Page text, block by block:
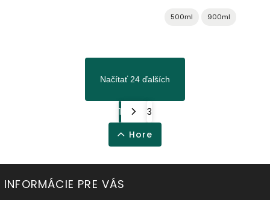
500ml 900ml
Načítať 24 ďalších
1
3
Hore
INFORMÁCIE PRE VÁS